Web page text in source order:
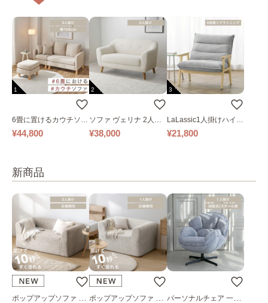
1
6畳に置けるカウチソフ
ァ｜ベージュ
¥44,800
2
ソファ ヴェリナ 2人掛
け
¥38,000
3
LaLassic1人掛けハイバ
ックソファ ワイド
¥21,800
新商品
ポップアップソファ ソ
ポップアップソファ ソ
パーソナルチェア 一人